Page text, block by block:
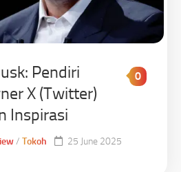
Pendiri
X (Twitter)
Inspirasi
0
/ Tokoh 25 June 2025